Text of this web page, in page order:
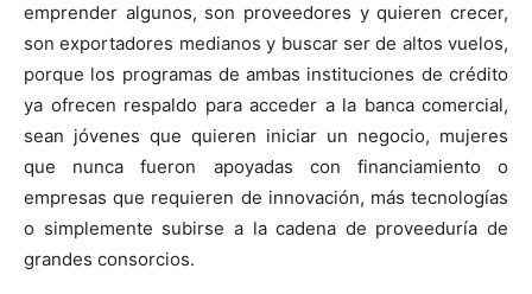
emprender algunos, son proveedores y quieren crecer,
son exportadores medianos y buscar ser de altos vuelos,
porque los programas de ambas instituciones de crédito
ya ofrecen respaldo para acceder a la banca comercial,
sean jóvenes que quieren iniciar un negocio, mujeres
que nunca fueron apoyadas con financiamiento o
empresas que requieren de innovación, más tecnologías
o simplemente subirse a la cadena de proveeduría de
grandes consorcios.